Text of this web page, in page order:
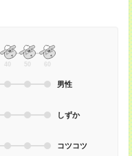
40 50 60
男性
しずか
コツコツ